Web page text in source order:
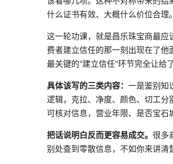
什么证书有效、大概什么价位合理。
这一轮功课，就是昌乐珠宝商最
费者建立信任的那一刻出现在了
最关键的"建立信任"环节完全让给
具体该写的三类内容： 一是鉴别知
逻辑，克拉、净度、颜色、切工
可核对信息，营业年限、是否宝石
把话说明白反而更容易成交。 很多
别处查到零散信息，不如你来讲